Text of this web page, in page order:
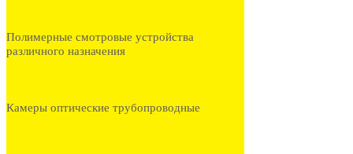
Полимерные смотровые устройства
различного назначения
Камеры оптические трубопроводные